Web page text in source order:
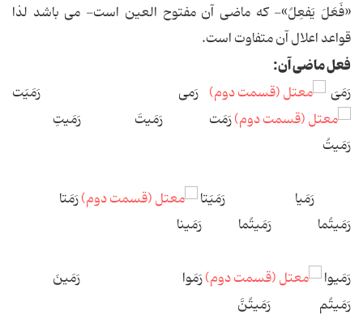
«فَعَلَ یَفعِلُ»- که ماضی آن مفتوح العین است- می باشد لذا
قواعد اعلال آن متفاوت است.
فعل ماضی آن:
رَمَیَ
رَمی رَمَیَت
رَمَت رَمَیتَ رَمَیتِ
رَمَیتُ
رَمَیا رَمَیَتا
رَمَتا
رَمَیتُما رَمَیتُما رَمَینا
رَمَیوا
رَمَوا رَمَینَ
رَمَیتُم رَمَیتُنَّ